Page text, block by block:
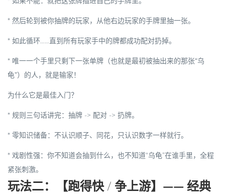
* 然后轮到被你抽牌的玩家，从他右边玩家的手牌里抽一张。
* 如此循环……直到所有玩家手中的牌都成功配対扔掉。
* 唯一一个手里只剩下一张单牌（也就是最初被抽出来的那张“乌
龟”）的人，就是输家！
为什么它是最佳入门？
* 规则三句话讲完：抽牌 -> 配对 -> 扔牌。
* 零知识储备：不认识顺子、同花，只认识数字一样就行。
* 戏剧性强：你不知道会抽到什么，也不知道“乌龟”在谁手里，全程
紧张刺激。
玩法二：【跑得快 / 争上游】—— 经典